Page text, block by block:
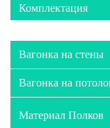
Комплектация
Вагонка на стены
Вагонка на
Материал Полков